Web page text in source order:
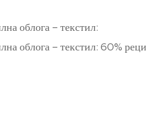
облога – текстил:
облога – текстил: 60%